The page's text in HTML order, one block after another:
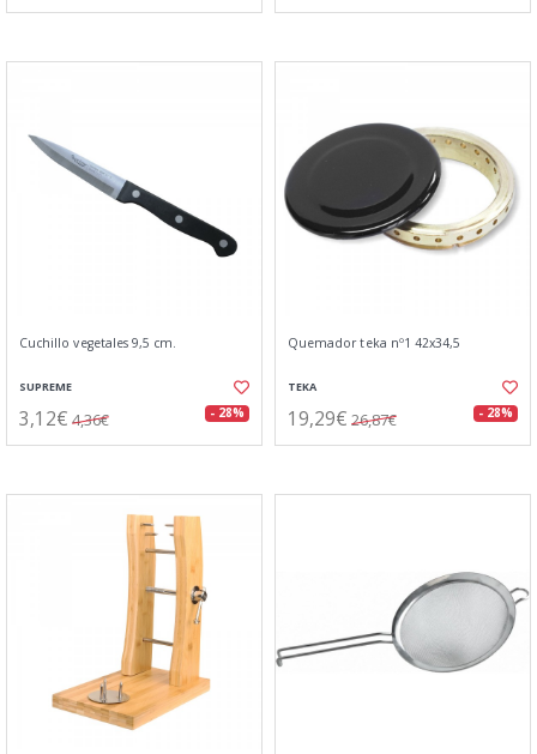
Cuchillo vegetales 9,5 cm.
SUPREME
3,12€ 4,36€ - 28%
Quemador teka nº1 42x34,5
TEKA
19,29€ 26,87€ - 28%